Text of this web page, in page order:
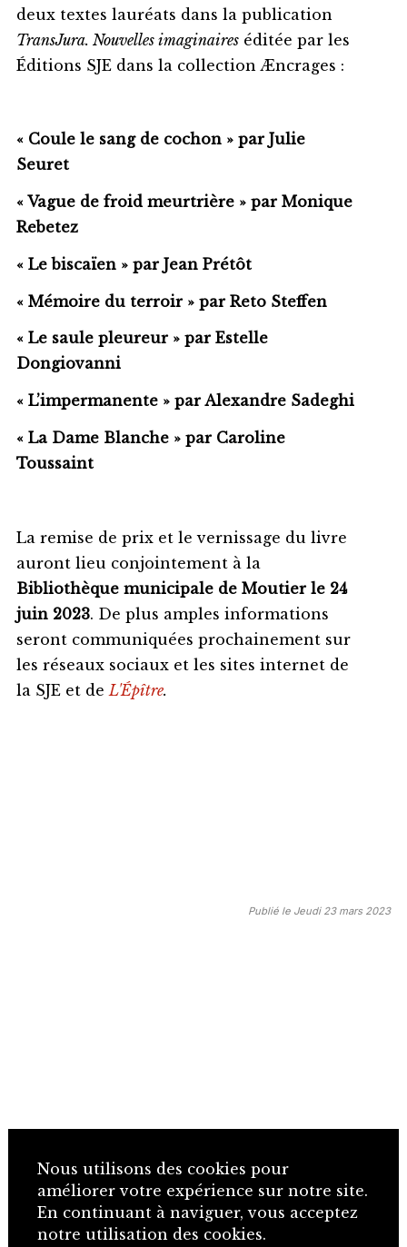
deux textes lauréats dans la publication
TransJura. Nouvelles imaginaireséditée par les
Éditions SJE dans la collection Æncrages :
« Coule le sang de cochon » par Julie
Seuret
« Vague de froid meurtrière » par Monique
Rebetez
« Le biscaïen » par Jean Prétôt
« Mémoire du terroir » par Reto Steffen
« Le saule pleureur » par Estelle
Dongiovanni
« L’impermanente » par Alexandre Sadeghi
« La Dame Blanche » par Caroline
Toussaint
La remise de prix et le vernissage du livre
auront lieu conjointement à la
Bibliothèque municipale de Moutier le 24
juin 2023. De plus amples informations
seront communiquées prochainement sur
les réseaux sociaux et les sites internet de
la SJE et de L'Épître.
Publié le Jeudi 23 mars 2023
Nous utilisons des cookies pour
améliorer votre expérience sur notre site.
En continuant à naviguer, vous acceptez
notre utilisation des cookies.